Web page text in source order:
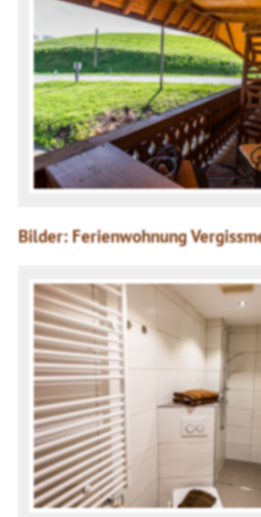
Bilder: Ferienwohnung